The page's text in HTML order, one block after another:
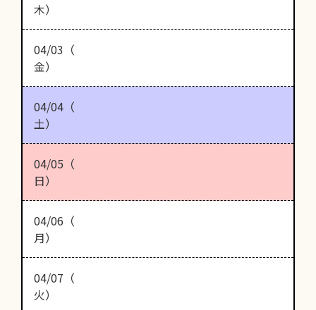
木）
04/03（
金）
04/04（
土）
04/05（
日）
04/06（
月）
04/07（
火）